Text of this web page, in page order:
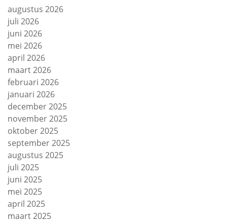
augustus 2026
juli 2026
juni 2026
mei 2026
april 2026
maart 2026
februari 2026
januari 2026
december 2025
november 2025
oktober 2025
september 2025
augustus 2025
juli 2025
juni 2025
mei 2025
april 2025
maart 2025